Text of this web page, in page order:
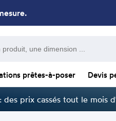
prêtes-à-poser Devis
: des prix cassés tout le mois